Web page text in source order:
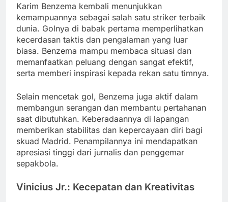
Karim Benzema kembali menunjukkan
kemampuannya sebagai salah satu striker terbaik
dunia. Golnya di babak pertama memperlihatkan
kecerdasan taktis dan pengalaman yang luar
biasa. Benzema mampu membaca situasi dan
memanfaatkan peluang dengan sangat efektif,
serta memberi inspirasi kepada rekan satu timnya.
Selain mencetak gol, Benzema juga aktif dalam
membangun serangan dan membantu pertahanan
saat dibutuhkan. Keberadaannya di lapangan
memberikan stabilitas dan kepercayaan diri bagi
skuad Madrid. Penampilannya ini mendapatkan
apresiasi tinggi dari jurnalis dan penggemar
sepakbola.
Vinicius Jr.: Kecepatan dan Kreativitas